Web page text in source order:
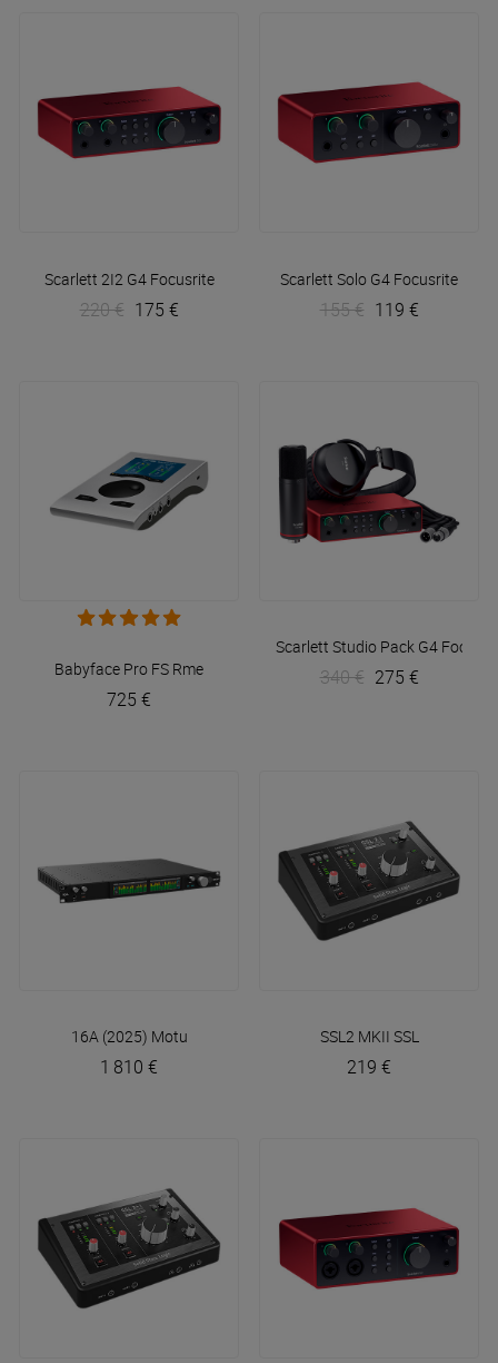
Scarlett 2I2 G4 Focusrite
220 € 175 €
Scarlett Solo G4 Focusrite
155 € 119 €
Babyface Pro FS Rme
725 €
Scarlett Studio Pack G4
340 € 275 €
16A (2025) Motu
1 810 €
SSL2 MKII SSL
219 €